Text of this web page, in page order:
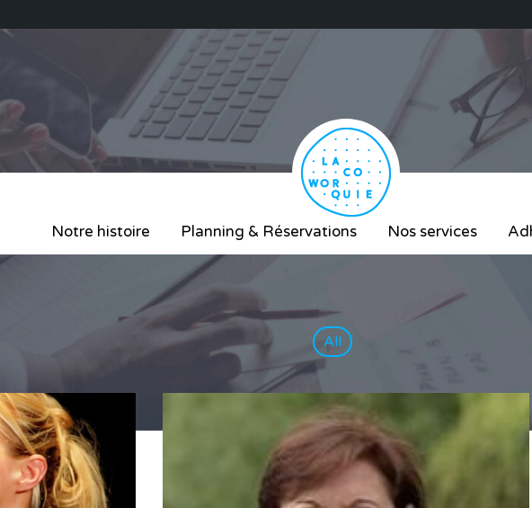
Notre histoire Planning & Réservations Nos services
All